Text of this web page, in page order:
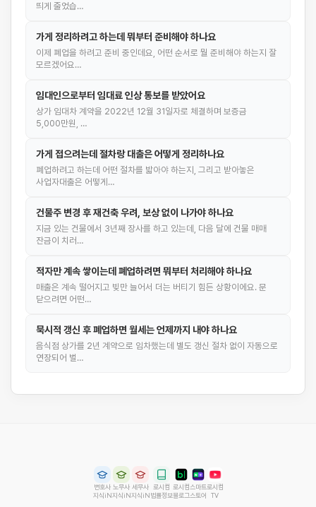
띄게 줄었습…
가게 정리하려고 하는데 뭐부터 준비해야 하나요
이제 폐업을 하려고 준비 중인데요, 어떤 순서로 뭘 준비해야 하는지 잘
모르겠어요…
임대인으로부터 임대료 인상 통보를 받았어요
상가 임대차 계약을 2022년 12월 31일자로 체결하며 보증금
5,000만원, …
가게 접으려는데 절차랑 대출은 어떻게 정리하나요
폐업하려고 하는데 어떤 절차를 밟아야 하는지, 그리고 받아놓은
사업자대출은 어떻게…
건물주 변경 후 재건축 우려, 보상 없이 나가야 하나요
지금 있는 건물에서 3년째 장사를 하고 있는데, 다음 달에 건물 매매
잔금이 치러…
적자만 계속 쌓이는데 폐업하려면 뭐부터 처리해야 하나요
매출은 계속 떨어지고 빚만 늘어서 더는 버티기 힘든 상황이에요. 문
닫으려면 어떤…
묵시적 갱신 후 폐업하면 월세는 언제까지 내야 하나요
음식점 상가를 2년 계약으로 임차했는데 별도 갱신 절차 없이 자동으로
연장되어 벌…
변호사
지식iN
노무사
지식iN
세무사
지식iN
로시컴
법률정보
로시컴
블로그
스마트
스토어
로시컴
TV